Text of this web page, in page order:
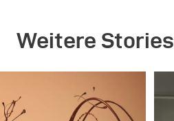
Weitere Stories